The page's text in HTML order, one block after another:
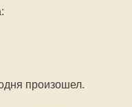
произошел.